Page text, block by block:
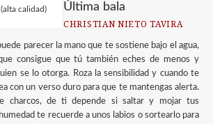
calidad) Última bala
CHRISTIAN NIETO TAVIRA
parecer la mano que te sostiene bajo el agua,
consigue que tú también eches de menos y
se lo otorga. Roza la sensibilidad y cuando te
con un verso duro para que te mantengas alerta.
charcos, de ti depende si saltar y mojar tus
te recuerde a unos labios o sortearlo para